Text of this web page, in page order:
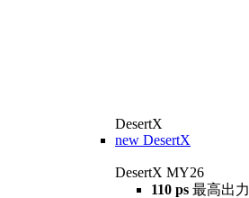
DesertX
new DesertX
DesertX MY26
110 ps 最高出力